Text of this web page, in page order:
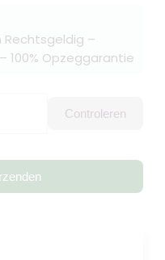
Rechtsgeldig –
100% Opzeggarantie
Controleren